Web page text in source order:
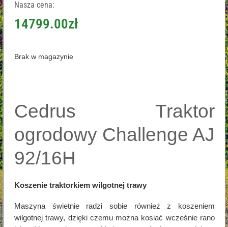
Nasza cena:
14799.00zł
Brak w magazynie
Cedrus Traktor
ogrodowy Challenge AJ
92/16H
Koszenie traktorkiem wilgotnej trawy
Maszyna świetnie radzi sobie również z koszeniem
wilgotnej trawy, dzięki czemu można kosiać wcześnie rano